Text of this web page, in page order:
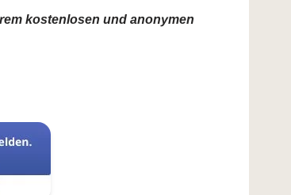
kostenlosen und anonymen